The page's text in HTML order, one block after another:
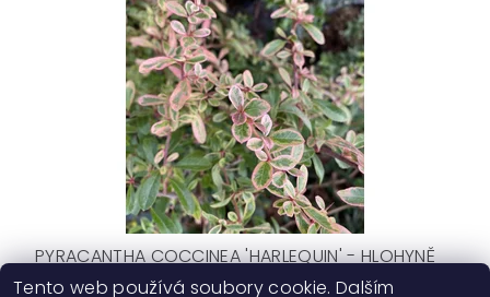
PYRACANTHA COCCINEA 'HARLEQUIN' - HLOHYNĚ
Tento web používá soubory cookie. Dalším